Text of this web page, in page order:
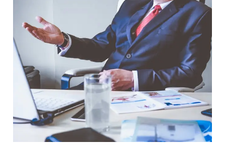
menedzseld
változást,
ha
vezető
vagy?